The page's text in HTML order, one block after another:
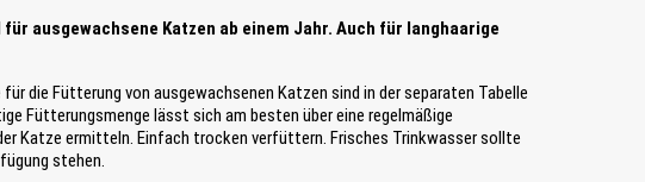
ausgewachsene Katzen ab einem Jahr. Auch für langhaarige
die Fütterung von ausgewachsenen Katzen sind in der separaten Tabelle
Fütterungsmenge lässt sich am besten über eine regelmäßige
Katze ermitteln. Einfach trocken verfüttern. Frisches Trinkwasser sollte
stehen.